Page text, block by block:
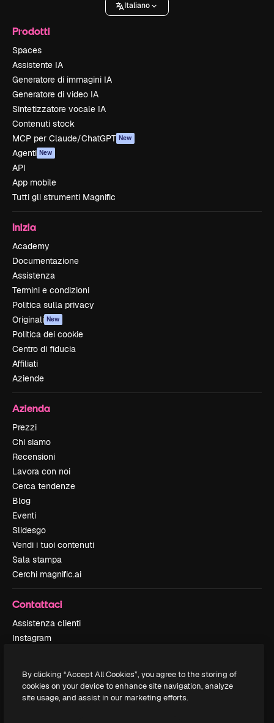
Italiano
Prodotti
Spaces
Assistente IA
Generatore di immagini IA
Generatore di video IA
Sintetizzatore vocale IA
Contenuti stock
MCP per Claude/ChatGPT New
Agenti New
API
App mobile
Tutti gli strumenti Magnific
Inizia
Academy
Documentazione
Assistenza
Termini e condizioni
Politica sulla privacy
Originali New
Politica dei cookie
Centro di fiducia
Affiliati
Aziende
Azienda
Prezzi
Chi siamo
Recensioni
Lavora con noi
Cerca tendenze
Blog
Eventi
Slidesgo
Vendi i tuoi contenuti
Sala stampa
Cerchi magnific.ai
Contattaci
Assistenza clienti
Instagram
TikTok
Discord
By clicking “Accept All Cookies”, you agree to the storing of
cookies on your device to enhance site navigation, analyze
site usage, and assist in our marketing efforts.